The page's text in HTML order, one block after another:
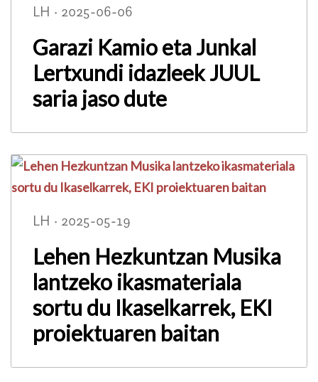
LH · 2025-06-06
Garazi Kamio eta Junkal
Lertxundi idazleek JUUL
saria jaso dute
LH · 2025-05-19
Lehen Hezkuntzan Musika
lantzeko ikasmateriala
sortu du Ikaselkarrek, EKI
proiektuaren baitan